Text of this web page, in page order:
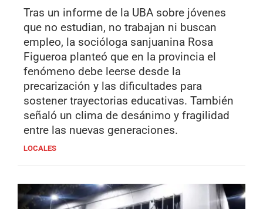
Tras un informe de la UBA sobre jóvenes
que no estudian, no trabajan ni buscan
empleo, la socióloga sanjuanina Rosa
Figueroa planteó que en la provincia el
fenómeno debe leerse desde la
precarización y las dificultades para
sostener trayectorias educativas. También
señaló un clima de desánimo y fragilidad
entre las nuevas generaciones.
LOCALES